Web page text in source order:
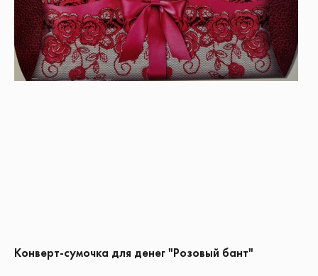
Конверт-сумочка для денег "Розовый бант"